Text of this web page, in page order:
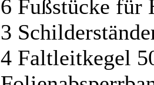
6 Fußstücke für
3
4 Faltleitkegel